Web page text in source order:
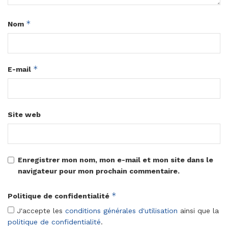
Nom *
E-mail *
Site web
Enregistrer mon nom, mon e-mail et mon site dans le
navigateur pour mon prochain commentaire.
Politique de confidentialité *
J'accepte les conditions générales d'utilisation ainsi que la
politique de confidentialité.